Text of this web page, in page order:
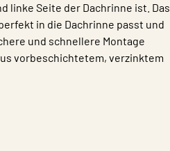
linke Seite der Dachrinne ist. Das
in die Dachrinne passt und
und schnellere Montage
vorbeschichtetem, verzinktem